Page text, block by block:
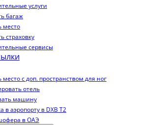
услуги
багаж
место
страховку
сервисы
место с доп. пространством для ног
отель
машину
в аэропорту в DXB T2
в ОАЭ